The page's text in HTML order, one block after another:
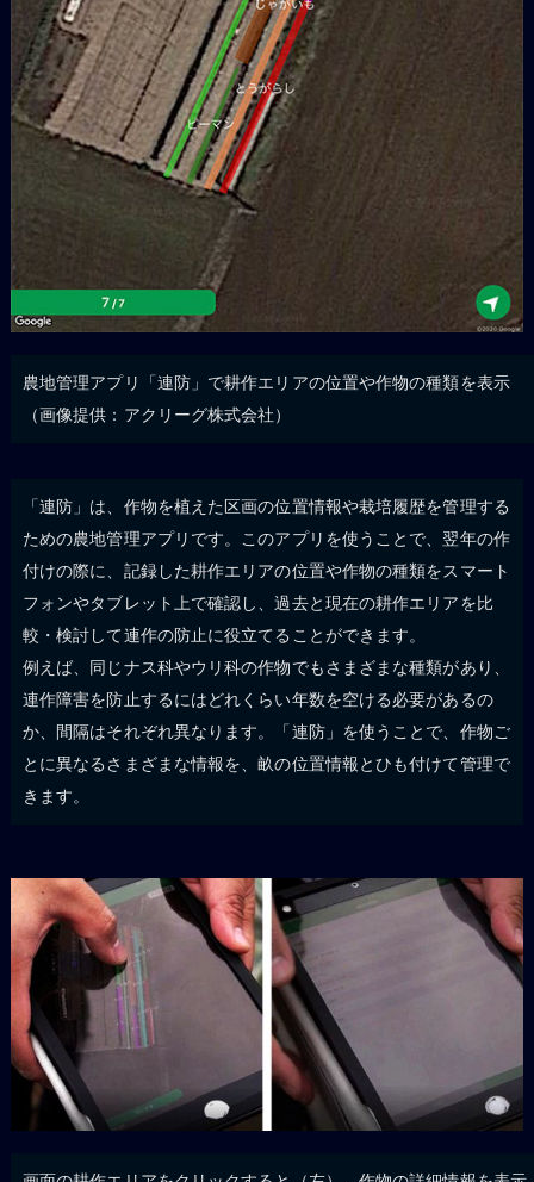
農地管理アプリ「連防」で耕作エリアの位置や作物の種類を表示
（画像提供：アクリーグ株式会社）
「連防」は、作物を植えた区画の位置情報や栽培履歴を管理する
ための農地管理アプリです。このアプリを使うことで、翌年の作
付けの際に、記録した耕作エリアの位置や作物の種類をスマート
フォンやタブレット上で確認し、過去と現在の耕作エリアを比
較・検討して連作の防止に役立てることができます。
例えば、同じナス科やウリ科の作物でもさまざまな種類があり、
連作障害を防止するにはどれくらい年数を空ける必要があるの
か、間隔はそれぞれ異なります。「連防」を使うことで、作物ご
とに異なるさまざまな情報を、畝の位置情報とひも付けて管理で
きます。